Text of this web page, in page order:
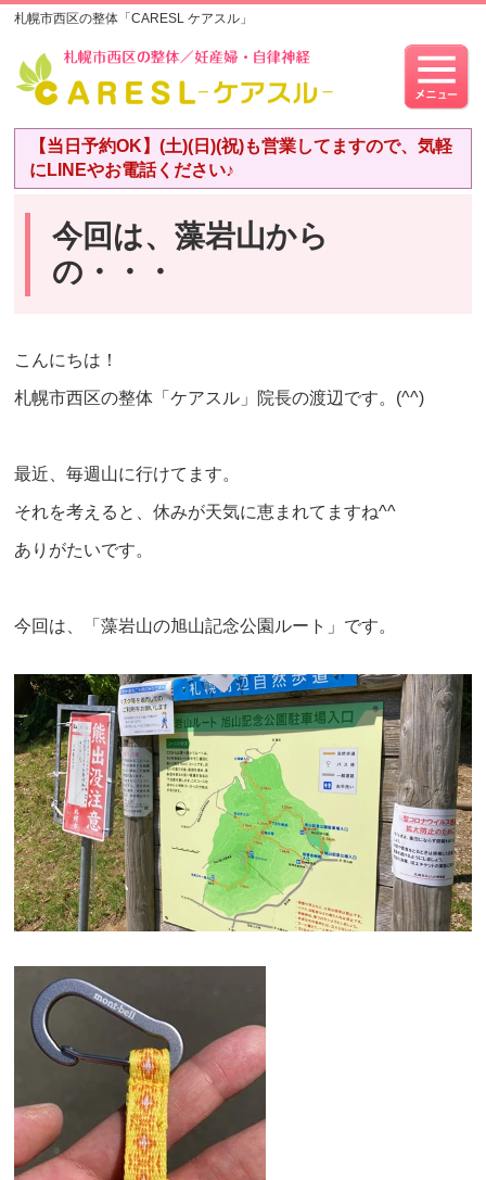
札幌市西区の整体「CARESL ケアスル」
【当日予約OK】(土)(日)(祝)も営業してますので、気軽
にLINEやお電話ください♪
今回は、藻岩山から
の・・・
こんにちは！
札幌市西区の整体「ケアスル」院長の渡辺です。(^^)
最近、毎週山に行けてます。
それを考えると、休みが天気に恵まれてますね^^
ありがたいです。
今回は、「藻岩山の旭山記念公園ルート」です。